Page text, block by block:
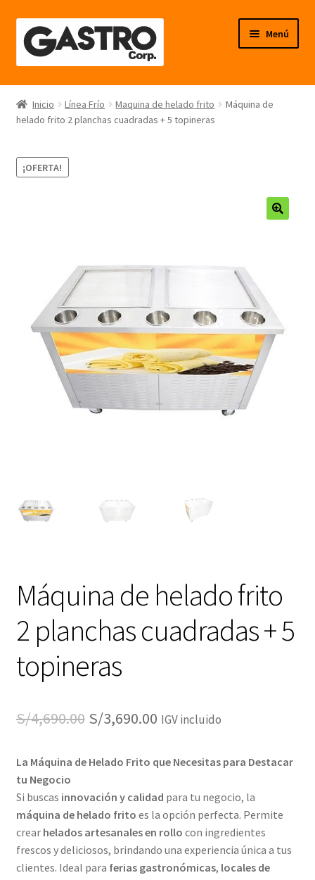
al
contenido
Menú
Línea Frío
Línea Calor
Línea Neutro
Línea Fibra de Vidrio
Inicio Línea Frío Maquina de helado frito
Máquina de
helado frito 2 planchas cuadradas + 5 topineras
¡OFERTA!
Máquina de helado frito
2 planchas cuadradas + 5
topineras
S/4,690.00 El
original
era:
S/4,690.00.
S/3,690.00El
actual
es:
S/3,690.00.
IGV incluido
La Máquina de Helado Frito que Necesitas para Destacar
tu Negocio
Si buscas innovación y calidad para tu negocio, la
máquina de helado frito es la opción perfecta. Permite
crear helados artesanales en rollo con ingredientes
frescos y deliciosos, brindando una experiencia única a tus
clientes. Ideal para ferias gastronómicas, locales de